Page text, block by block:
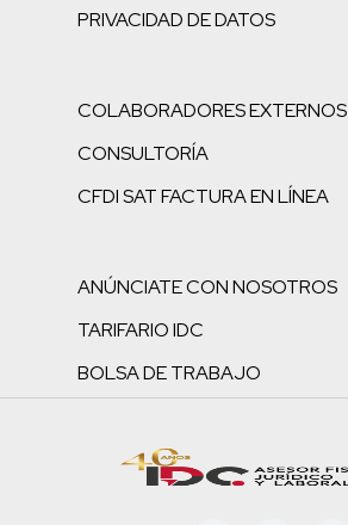
PRIVACIDAD DE DATOS
COLABORADORES EXTERNOS
CONSULTORÍA
CFDI SAT FACTURA EN LÍNEA
ANÚNCIATE CON NOSOTROS
TARIFARIO IDC
BOLSA DE TRABAJO